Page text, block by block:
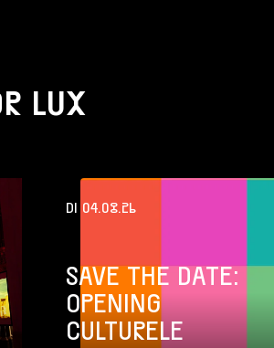
LUX
DI 04.08.26
SAVE THE DATE:
OPENING
CULTURELE